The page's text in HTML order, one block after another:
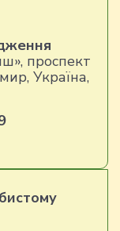
проспект
Україна,